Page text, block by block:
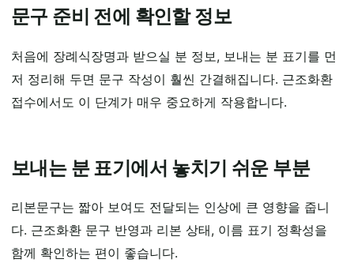
문구 준비 전에 확인할 정보
처음에 장례식장명과 받으실 분 정보, 보내는 분 표기를 먼
저 정리해 두면 문구 작성이 훨씬 간결해집니다. 근조화환
접수에서도 이 단계가 매우 중요하게 작용합니다.
보내는 분 표기에서 놓치기 쉬운 부분
리본문구는 짧아 보여도 전달되는 인상에 큰 영향을 줍니
다. 근조화환 문구 반영과 리본 상태, 이름 표기 정확성을
함께 확인하는 편이 좋습니다.